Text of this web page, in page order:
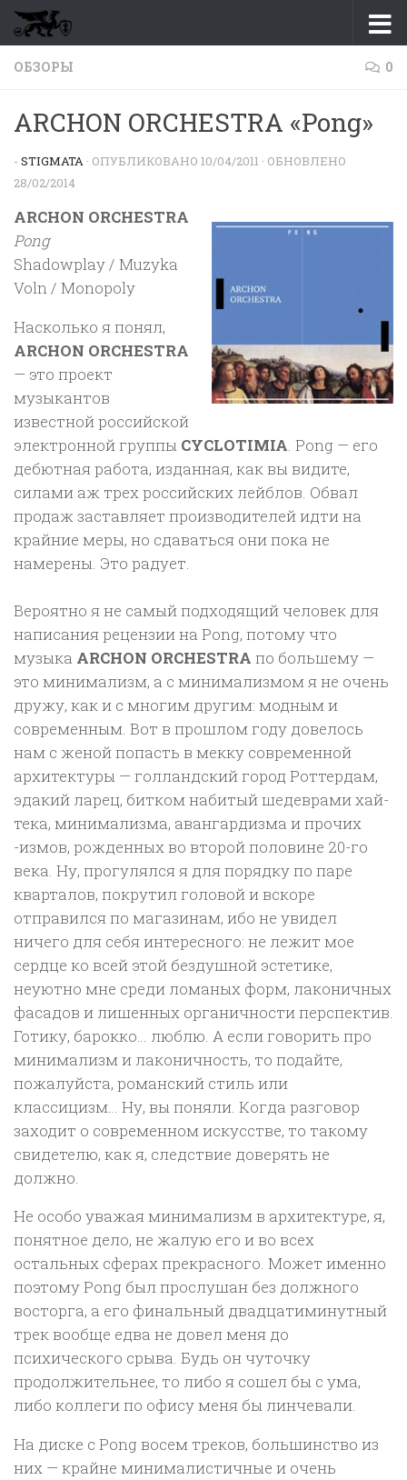
Перейти к содержимому
ОБЗОРЫ 0
ARCHON ORCHESTRA «Pong»
- STIGMATA · ОПУБЛИКОВАНО 10/04/2011 · ОБНОВЛЕНО
28/02/2014
ARCHON ORCHESTRA
Pong
Shadowplay / Muzyka
Voln / Monopoly
Насколько я понял,
ARCHON ORCHESTRA
— это проект
музыкантов
известной российской
электронной группы CYCLOTIMIA. Pong — его
дебютная работа, изданная, как вы видите,
силами аж трех российских лейблов. Обвал
продаж заставляет производителей идти на
крайние меры, но сдаваться они пока не
намерены. Это радует.
Вероятно я не самый подходящий человек для
написания рецензии на Pong, потому что
музыка ARCHON ORCHESTRA по большему —
это минимализм, а с минимализмом я не очень
дружу, как и с многим другим: модным и
современным. Вот в прошлом году довелось
нам с женой попасть в мекку современной
архитектуры — голландский город Роттердам,
эдакий ларец, битком набитый шедеврами хай-
тека, минимализма, авангардизма и прочих
-измов, рожденных во второй половине 20-го
века. Ну, прогулялся я для порядку по паре
кварталов, покрутил головой и вскоре
отправился по магазинам, ибо не увидел
ничего для себя интересного: не лежит мое
сердце ко всей этой бездушной эстетике,
неуютно мне среди ломаных форм, лаконичных
фасадов и лишенных органичности перспектив.
Готику, барокко… люблю. А если говорить про
минимализм и лаконичность, то подайте,
пожалуйста, романский стиль или
классицизм… Ну, вы поняли. Когда разговор
заходит о современном искусстве, то такому
свидетелю, как я, следствие доверять не
должно.
Не особо уважая минимализм в архитектуре, я,
понятное дело, не жалую его и во всех
остальных сферах прекрасного. Может именно
поэтому Pong был прослушан без должного
восторга, а его финальный двадцатиминутный
трек вообще едва не довел меня до
психического срыва. Будь он чуточку
продолжительнее, то либо я сошел бы с ума,
либо коллеги по офису меня бы линчевали.
На диске с Pong восем треков, большинство из
них — крайне минималистичные и очень